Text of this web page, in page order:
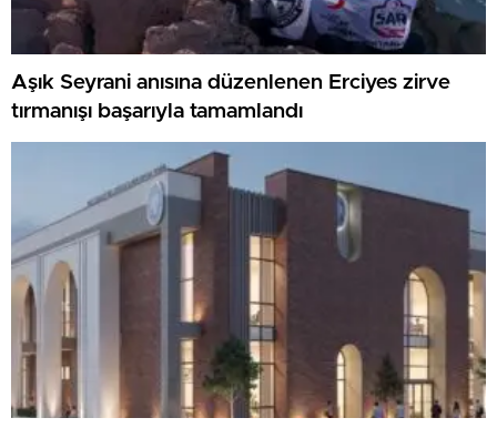
Aşık Seyrani anısına düzenlenen Erciyes zirve
tırmanışı başarıyla tamamlandı